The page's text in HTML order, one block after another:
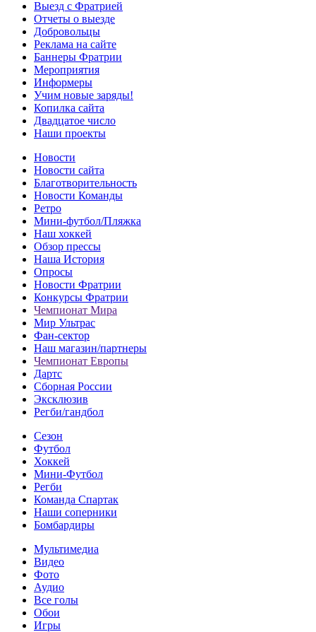
Выезд с Фратрией
Отчеты о выезде
Добровольцы
Реклама на сайте
Баннеры Фратрии
Мероприятия
Информеры
Учим новые заряды!
Копилка сайта
Двадцатое число
Наши проекты
Новости
Новости сайта
Благотворительность
Новости Команды
Ретро
Мини-футбол/Пляжка
Наш хоккей
Обзор прессы
Наша История
Опросы
Новости Фратрии
Конкурсы Фратрии
Чемпионат Мира
Мир Ультрас
Фан-cектор
Наш магазин/партнеры
Чемпионат Европы
Дартс
Сборная России
Эксклюзив
Регби/гандбол
Сезон
Футбол
Хоккей
Мини-Футбол
Регби
Команда Спартак
Наши соперники
Бомбардиры
Мультимедиа
Видео
Фото
Аудио
Все голы
Обои
Игры